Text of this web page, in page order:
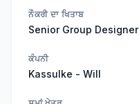
ਨੌਕਰੀ ਦਾ ਖਿਤਾਬ
Senior Group Designer
ਕੰਪਨੀ
Kassulke - Will